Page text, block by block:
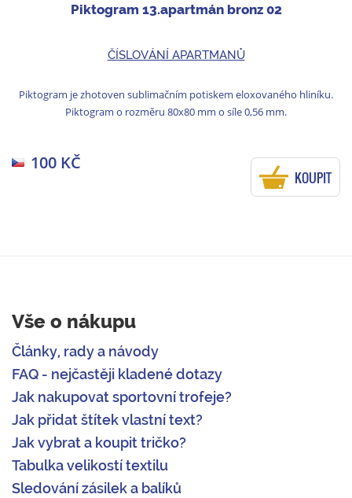
Piktogram 13.apartmán bronz 02
ČÍSLOVÁNÍ APARTMANŮ
Piktogram je zhotoven sublimačním potiskem eloxovaného hliníku.
Piktogram o rozměru 80x80 mm o síle 0,56 mm.
100 KČ
KOUPIT
Vše o nákupu
Články, rady a návody
FAQ - nejčastěji kladené dotazy
Jak nakupovat sportovní trofeje?
Jak přidat štítek vlastní text?
Jak vybrat a koupit tričko?
Tabulka velikostí textilu
Sledování zásilek a balíků